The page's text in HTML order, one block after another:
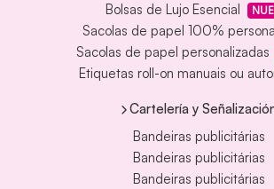
Bolsas de Lujo Esencial
Sacolas de papel 100%
Sacolas de papel personalizadas
Etiquetas roll-on manuais ou
Cartelería y
Bandeiras publicitárias
Bandeiras publicitárias
Bandeiras publicitárias